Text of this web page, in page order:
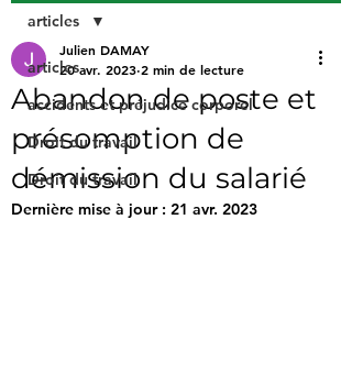
articles
accidents et préjudice corporel
Droit du travail
Droit du travail
articles
Abandon de poste et
présomption de
démission du salarié
Julien DAMAY
20 avr. 2023 2 min de lecture
Dernière mise à jour : 21 avr. 2023